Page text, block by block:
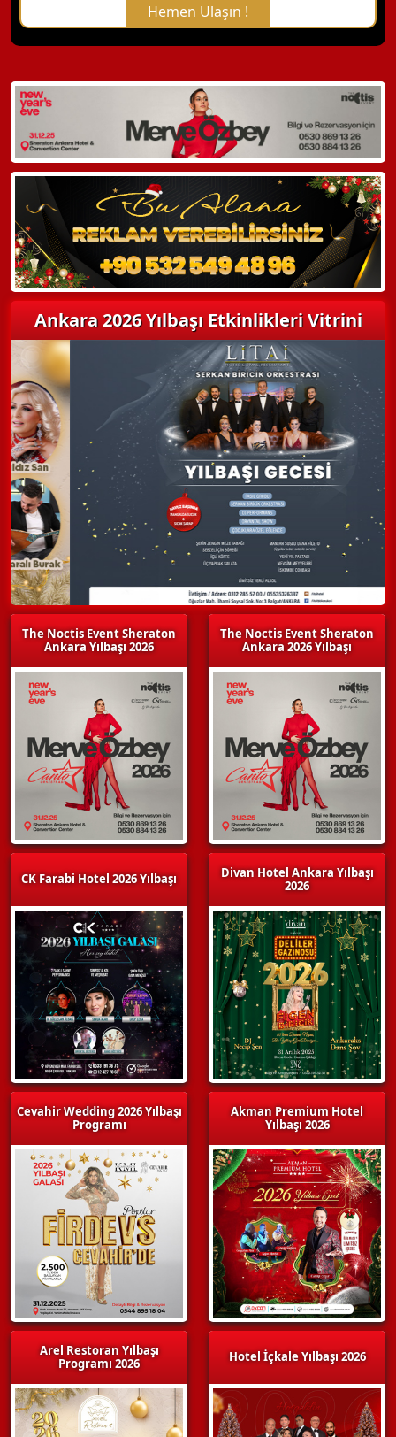
Hemen Ulaşın !
X Kapat
WhatsApp ile Bilgi Alın
Hemen Arayın
Detaylı Bilgi Alın
Ankara 2026 Yılbaşı Etkinlikleri Vitrini
The Noctis Event Sheraton
Ankara Yılbaşı 2026
CK Farabi Hotel 2026 Yılbaşı
Cevahir Wedding 2026 Yılbaşı
Programı
Arel Restoran Yılbaşı
Programı 2026
The Noctis Event Sheraton
Ankara 2026 Yılbaşı
Divan Hotel Ankara Yılbaşı
2026
Akman Premium Hotel
Yılbaşı 2026
Hotel İçkale Yılbaşı 2026